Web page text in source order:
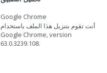
Google Chrome
أنت تقوم بتنزيل هذا الملف باستخدام
Google Chrome, version
63.0.3239.108.